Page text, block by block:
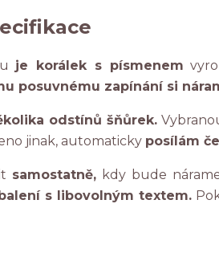
je korálek s písmenem
posuvnému zapínání si
odstínů šňůrek.
jinak, automaticky posílám
samostatně,kdy bude
s libovolným textem.